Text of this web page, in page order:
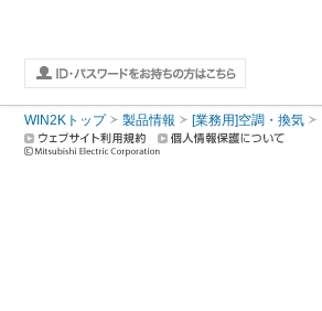
WIN2Kトップ 製品情報 [業務用]空調・換気